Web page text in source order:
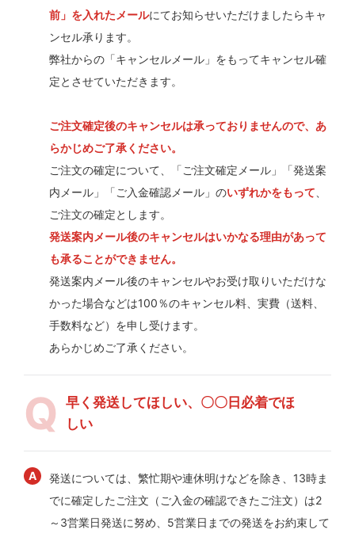
前」を入れたメールにてお知らせいただけましたらキャ
ンセル承ります。
弊社からの「キャンセルメール」をもってキャンセル確
定とさせていただきます。
ご注文確定後のキャンセルは承っておりませんので、あ
らかじめご了承ください。
ご注文の確定について、「ご注文確定メール」「発送案
内メール」「ご入金確認メール」のいずれかをもって
ご注文の確定とします。
発送案内メール後のキャンセルはいかなる理由があって
も承ることができません。
発送案内メール後のキャンセルやお受け取りいただけな
かった場合などは100％のキャンセル料、実費（送料、
手数料など）を申し受けます。
あらかじめご了承ください。
早く発送してほしい、〇〇日必着でほ
しい
発送については、繁忙期や連休明けなどを除き、13時ま
でに確定したご注文（ご入金の確認できたご注文）は2
～3営業日発送に努め、5営業日までの発送をお約束して